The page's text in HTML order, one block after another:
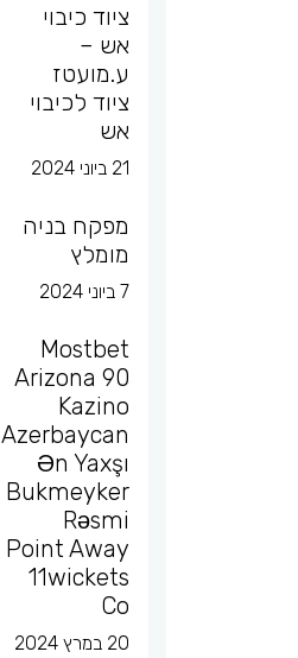
ציוד כיבוי
אש –
ע.מועטז
ציוד לכיבוי
אש
21 ביוני 2024
מפקח בניה
מומלץ
7 ביוני 2024
Mostbet
Arizona 90
Kazino
Azerbaycan
Ən Yaxşı
Bukmeyker
Rəsmi
Point Away
11wickets
Co
20 במרץ 2024